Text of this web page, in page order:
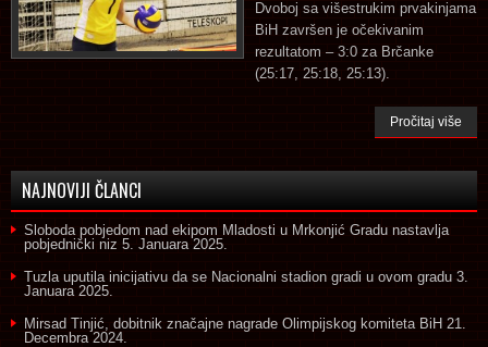
Dvoboj sa višestrukim prvakinjama
BiH završen je očekivanim
rezultatom – 3:0 za Brčanke
(25:17, 25:18, 25:13).
Pročitaj više
NAJNOVIJI ČLANCI
Sloboda pobjedom nad ekipom Mladosti u Mrkonjić Gradu nastavlja
pobjednički niz 5. Januara 2025.
Tuzla uputila inicijativu da se Nacionalni stadion gradi u ovom gradu 3.
Januara 2025.
Mirsad Tinjić, dobitnik značajne nagrade Olimpijskog komiteta BiH 21.
Decembra 2024.